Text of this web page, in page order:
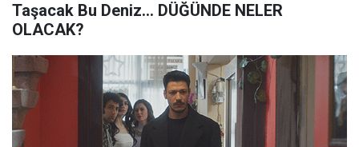
Taşacak Bu Deniz... DÜĞÜNDE NELER
OLACAK?